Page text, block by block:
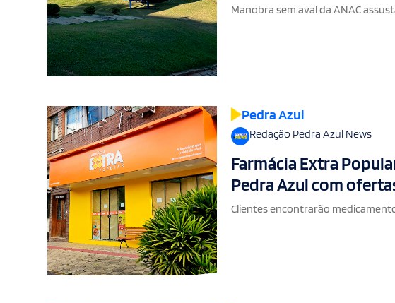
Manobra sem aval da ANAC
Pedra Azul
Redação Pedra Azul News
Farmácia Extra
Pedra Azul com
Clientes encontrarão